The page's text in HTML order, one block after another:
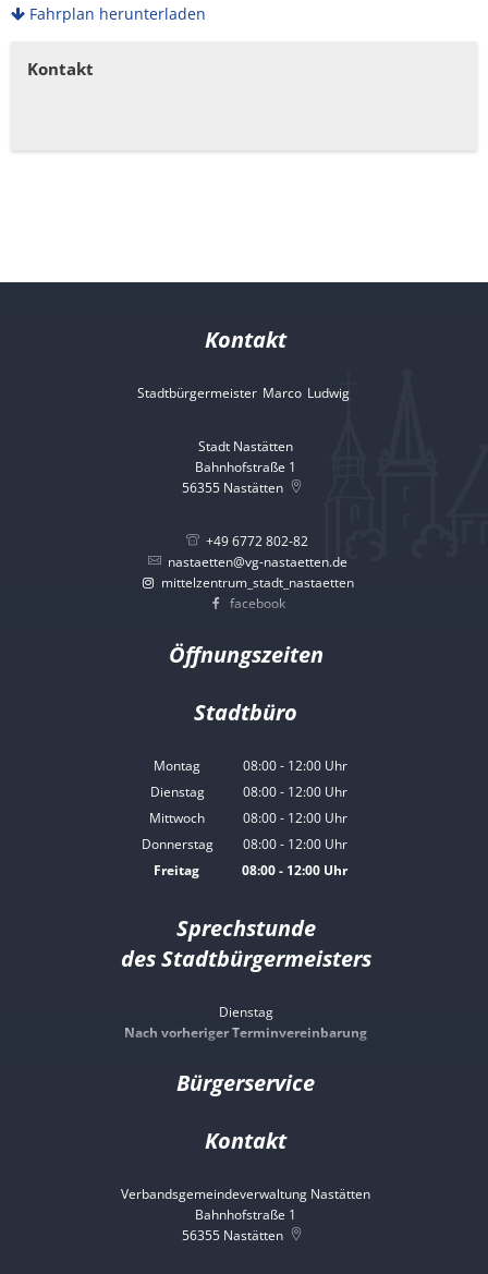
Fahrplan herunterladen
Kontakt
Kontakt
Stadtbürgermeister Marco Ludwig
Stadt Nastätten
Bahnhofstraße 1
56355 Nastätten
+49 6772 802-82
nastaetten@vg-nastaetten.de
mittelzentrum_stadt_nastaetten
facebook
Öffnungszeiten
Stadtbüro
Montag 08:00- 12:00Uhr
Von 08:00 bis 12:00 Uhr
Dienstag 08:00- 12:00Uhr
Von 08:00 bis 12:00 Uhr
Mittwoch 08:00- 12:00Uhr
Von 08:00 bis 12:00 Uhr
Donnerstag 08:00- 12:00Uhr
Von 08:00 bis 12:00 Uhr
Freitag 08:00- 12:00 Uhr
Sprechstunde
des Stadtbürgermeisters
Dienstag
Nach vorheriger Terminvereinbarung
Bürgerservice
Kontakt
Verbandsgemeindeverwaltung Nastätten
Bahnhofstraße 1
56355 Nastätten